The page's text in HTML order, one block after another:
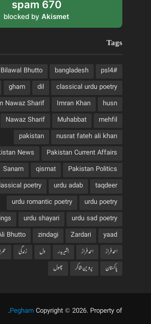
670 spam
blocked by Akismet
Tags
#psl4
bangladesh
Bilawal Bhutto
classical urdu poetry
dil
gham
husn
Imran Khan
Nawaz Sharif
mehfil
Muhabbat
Nawaz Sharif
nusrat fateh ali khan
pakistan
Pakistan Current Affairs
News
Pakistan Politics
qismat
Sanam
taqdeer
urdu adab
poetry
urdu poetry
urdu romantic poetry
urdu sad poetry
urdu shayari
yaad
Zardari
zindagi
Bhutto
احمد فراز
احمدفراز بشیربدر دل زندگی
پاکستان
پروین شاکر پھول
Copyright © 2026. Property of
Pegham
.